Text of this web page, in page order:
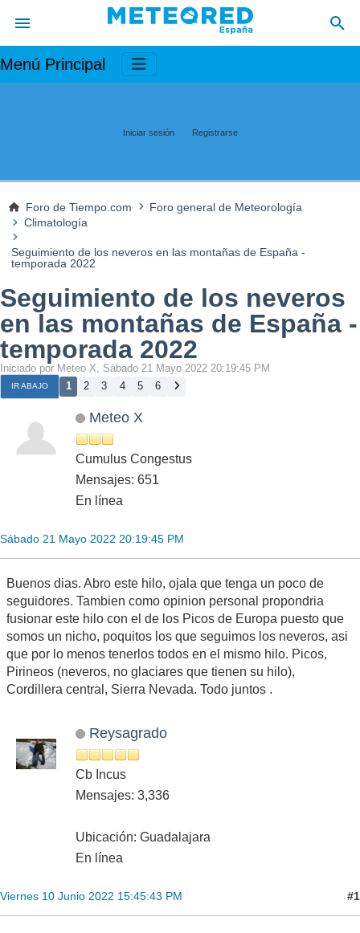
Menú Principal
Iniciar sesión Registrarse
Foro de Tiempo.com
Foro general de Meteorología
Climatología
Seguimiento de los neveros en las montañas de España -
temporada 2022
Seguimiento de los neveros
en las montañas de España -
temporada 2022
Iniciado por Meteo X, Sábado 21 Mayo 2022 20:19:45 PM
IR ABAJO 1 2 3 4 5 6
Meteo X
Cumulus Congestus
Mensajes: 651
En línea
Sábado 21 Mayo 2022 20:19:45 PM
Buenos dias. Abro este hilo, ojala que tenga un poco de
seguidores. Tambien como opinion personal propondria
fusionar este hilo con el de los Picos de Europa puesto que
somos un nicho, poquitos los que seguimos los neveros, asi
que por lo menos tenerlos todos en el mismo hilo. Picos,
Pirineos (neveros, no glaciares que tienen su hilo),
Cordillera central, Sierra Nevada. Todo juntos .
Reysagrado
Cb Incus
Mensajes: 3,336
Ubicación: Guadalajara
En línea
Viernes 10 Junio 2022 15:45:43 PM #1